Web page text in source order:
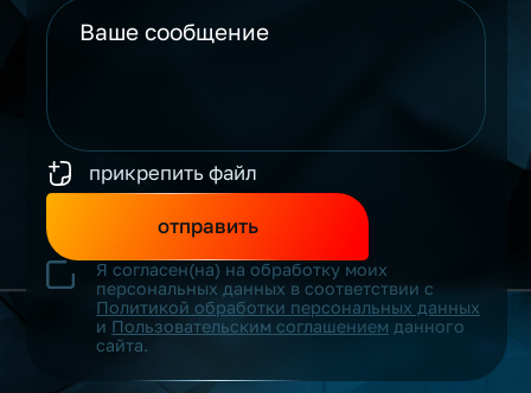
прикрепить файл
отправить
Я согласен(на) на обработку моих
персональных данных в соответствии с
Политикой обработки персональных данных
и Пользовательским соглашением данного
сайта.